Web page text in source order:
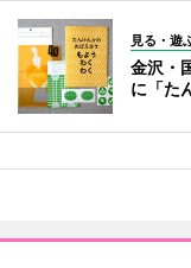
見る・遊
金沢・
に「た